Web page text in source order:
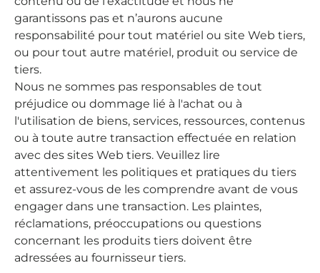
garantissons pas et n’aurons aucune
responsabilité pour tout matériel ou site Web tiers,
ou pour tout autre matériel, produit ou service de
tiers.
Nous ne sommes pas responsables de tout
préjudice ou dommage lié à l'achat ou à
l'utilisation de biens, services, ressources, contenus
ou à toute autre transaction effectuée en relation
avec des sites Web tiers. Veuillez lire
attentivement les politiques et pratiques du tiers
et assurez-vous de les comprendre avant de vous
engager dans une transaction. Les plaintes,
réclamations, préoccupations ou questions
concernant les produits tiers doivent être
adressées au fournisseur tiers.